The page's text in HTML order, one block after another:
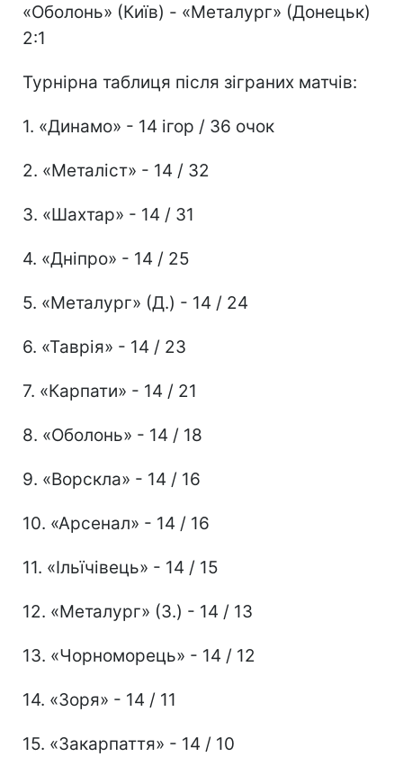
«Оболонь» (Київ) - «Металург» (Донецьк)
2:1
Турнірна таблиця після зіграних матчів:
1. «Динамо» - 14 ігор / 36 очок
2. «Металіст» - 14 / 32
3. «Шахтар» - 14 / 31
4. «Дніпро» - 14 / 25
5. «Металург» (Д.) - 14 / 24
6. «Таврія» - 14 / 23
7. «Карпати» - 14 / 21
8. «Оболонь» - 14 / 18
9. «Ворскла» - 14 / 16
10. «Арсенал» - 14 / 16
11. «Ільїчівець» - 14 / 15
12. «Металург» (З.) - 14 / 13
13. «Чорноморець» - 14 / 12
14. «Зоря» - 14 / 11
15. «Закарпаття» - 14 / 10